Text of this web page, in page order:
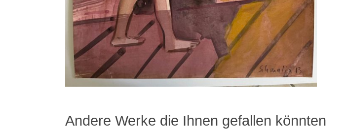
Andere Werke die Ihnen gefallen könnten